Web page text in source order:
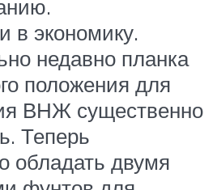
в экономику.
недавно планка
положения для
ВНЖ существенно
Теперь
обладать двумя